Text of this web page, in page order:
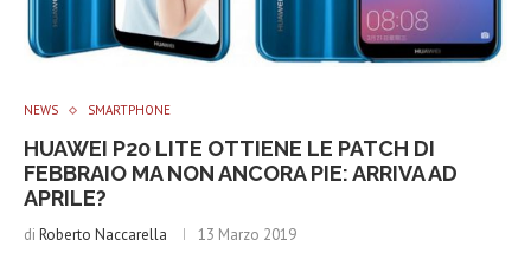
NEWS SMARTPHONE
HUAWEI P20 LITE OTTIENE LE PATCH DI
FEBBRAIO MA NON ANCORA PIE: ARRIVA AD
APRILE?
di Roberto Naccarella 13 Marzo 2019